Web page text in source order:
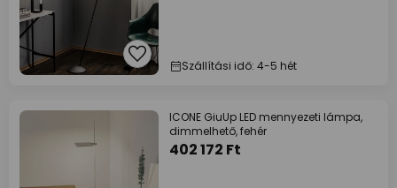
Szállítási idő: 4-5 hét
ICONE GiuUp LED mennyezeti lámpa,
dimmelhető, fehér
402 172 Ft